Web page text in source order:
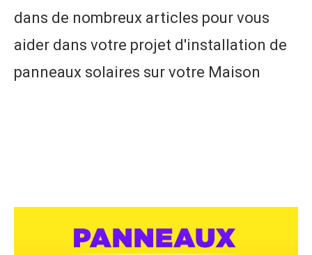
dans de nombreux articles pour vous
aider dans votre projet d'installation de
panneaux solaires sur votre Maison